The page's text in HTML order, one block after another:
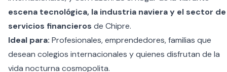
escena tecnológica, la industria naviera y el sector de
servicios financieros de Chipre.
Ideal para: Profesionales, emprendedores, familias que
desean colegios internacionales y quienes disfrutan de la
vida nocturna cosmopolita.